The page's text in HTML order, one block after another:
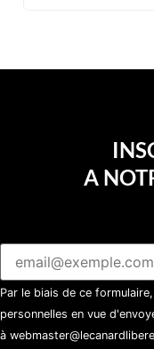
A
Par le biais de ce
personnelles en vue
à